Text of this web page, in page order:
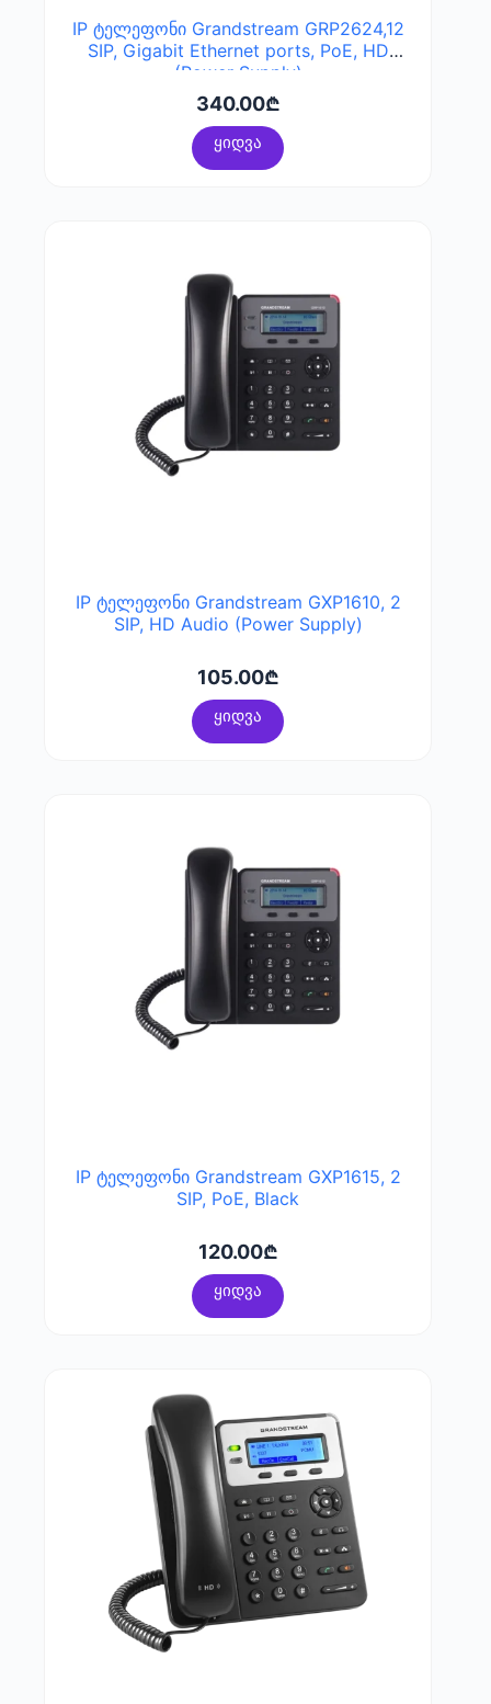
IP ტელეფონი Grandstream GRP2624,12
SIP, Gigabit Ethernet ports, PoE, HD
(Power Supply)
340.00₾
ყიდვა
IP ტელეფონი Grandstream GXP1610, 2
SIP, HD Audio (Power Supply)
105.00₾
ყიდვა
IP ტელეფონი Grandstream GXP1615, 2
SIP, PoE, Black
120.00₾
ყიდვა